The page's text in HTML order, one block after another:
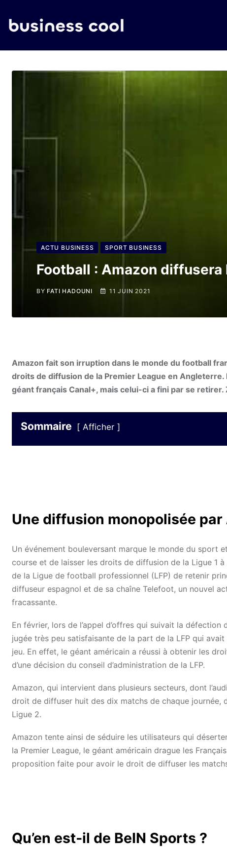
ACTU BUSINESS SPORT BUSINESS
Football : Amazon diffusera
BY FATI HADOUNI 11 JUIN 2021
Amazon fait son irruption dans le monde du football
droits de diffusion de la Premier League en
géant français Canal+, mais celui-ci a fini par se
Sommaire Afficher
Une diffusion monopolisée par
Un événement bouleversant marque le monde du sport
course et de laisser les droits de diffusion de la Ligue 1
de la Ligue de football professionnel (LFP) de retenir
diffuseur espagnol et de sa chaîne Telefoot, un nouvel
fracassante.
En février, lors de l’appel d’offres qui suivait la
jugée très peu satisfaisante de la part de la LFP qui
jeu. En effet, le géant américain a réussi à obtenir les
d’une décision du conseil d’administration de la LFP.
Amazon, qui intervient dans plusieurs secteurs, dont
droit de diffuser huit des dix matchs de chaque
Ligue 2.
Amazon tente ainsi de séduire les utilisateurs qui
la Premier League, le géant américain drague les
proposition faite pour avoir le droit de diffuser les
Qu’en est-il de BeIN Sports ?